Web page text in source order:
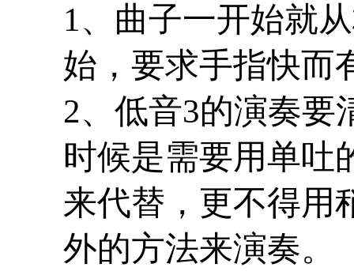
1、曲子一开始就
始，要求手指快而
2、低音3的演奏要
时候是需要用单吐
来代替，更不得用
外的方法来演奏。